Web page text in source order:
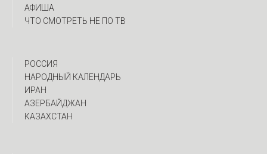
АФИША
ЧТО СМОТРЕТЬ НЕ ПО ТВ
РОССИЯ
НАРОДНЫЙ КАЛЕНДАРЬ
ИРАН
АЗЕРБАЙДЖАН
КАЗАХСТАН